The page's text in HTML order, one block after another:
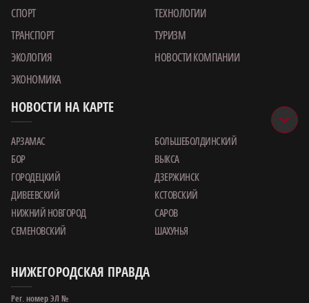
СПОРТ
ТЕХНОЛОГИИ
ТРАНСПОРТ
ТУРИЗМ
ЭКОЛОГИЯ
НОВОСТИ КОМПАНИИ
ЭКОНОМИКА
НОВОСТИ НА КАРТЕ
АРЗАМАС
БОЛЬШЕБОЛДИНСКИЙ
БОР
ВЫКСА
ГОРОДЕЦКИЙ
ДЗЕРЖИНСК
ДИВЕЕВСКИЙ
КСТОВСКИЙ
НИЖНИЙ НОВГОРОД
САРОВ
СЕМЕНОВСКИЙ
ШАХУНЬЯ
НИЖЕГОРОДСКАЯ ПРАВДА
Рег. номер ЭЛ №